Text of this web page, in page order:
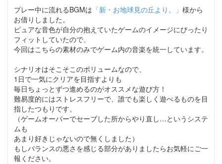
プレー中に流れるBGMは 「新・お地球見の丘より。」 様から
お借りしました。
ピュアな音色が自分の抱えていたゲームのイメージにぴったり
フィットしていたので、
今回はこちらの素材のみでゲーム内の音楽を統一しています。
シナリオはそこそこのボリュームなので、
1日で一気にクリアを目指すよりも
毎日ちょっとずつ進めるのがオススメな遊び方！
難易度的にはストレスフリーで、誰でも楽しく遊べるものを目
指したつもりです。
（ゲームオーバーでセーブした所からやり直し…というシステ
ムも
あまり好きじゃないので無くしました）
もしバランスの悪さを感じる部分がありましたらお気軽にご一
報ください。